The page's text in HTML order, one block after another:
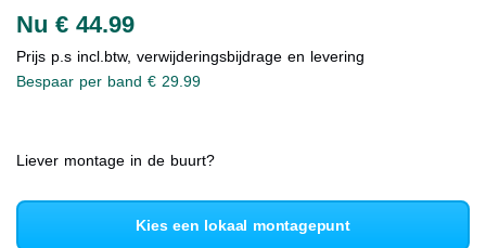
Nu € 44.99
Prijs p.s incl.btw, verwijderingsbijdrage en levering
Bespaar per band € 29.99
Liever montage in de buurt?
Kies een lokaal montagepunt